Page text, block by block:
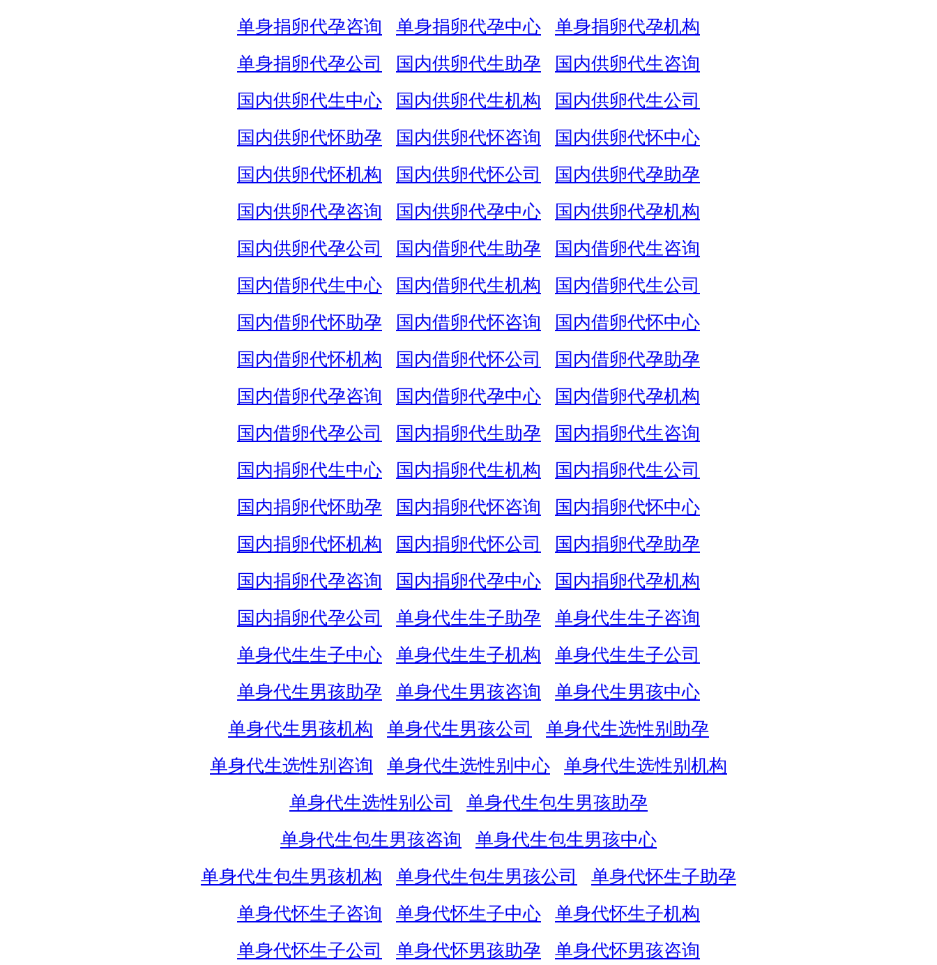
单身捐卵代孕咨询
单身捐卵代孕中心
单身捐卵代孕机构
单身捐卵代孕公司
国内供卵代生助孕
国内供卵代生咨询
国内供卵代生中心
国内供卵代生机构
国内供卵代生公司
国内供卵代怀助孕
国内供卵代怀咨询
国内供卵代怀中心
国内供卵代怀机构
国内供卵代怀公司
国内供卵代孕助孕
国内供卵代孕咨询
国内供卵代孕中心
国内供卵代孕机构
国内供卵代孕公司
国内借卵代生助孕
国内借卵代生咨询
国内借卵代生中心
国内借卵代生机构
国内借卵代生公司
国内借卵代怀助孕
国内借卵代怀咨询
国内借卵代怀中心
国内借卵代怀机构
国内借卵代怀公司
国内借卵代孕助孕
国内借卵代孕咨询
国内借卵代孕中心
国内借卵代孕机构
国内借卵代孕公司
国内捐卵代生助孕
国内捐卵代生咨询
国内捐卵代生中心
国内捐卵代生机构
国内捐卵代生公司
国内捐卵代怀助孕
国内捐卵代怀咨询
国内捐卵代怀中心
国内捐卵代怀机构
国内捐卵代怀公司
国内捐卵代孕助孕
国内捐卵代孕咨询
国内捐卵代孕中心
国内捐卵代孕机构
国内捐卵代孕公司
单身代生生子助孕
单身代生生子咨询
单身代生生子中心
单身代生生子机构
单身代生生子公司
单身代生男孩助孕
单身代生男孩咨询
单身代生男孩中心
单身代生男孩机构
单身代生男孩公司
单身代生选性别助孕
单身代生选性别咨询
单身代生选性别中心
单身代生选性别机构
单身代生选性别公司
单身代生包生男孩助孕
单身代生包生男孩咨询
单身代生包生男孩中心
单身代生包生男孩机构
单身代生包生男孩公司
单身代怀生子助孕
单身代怀生子咨询
单身代怀生子中心
单身代怀生子机构
单身代怀生子公司
单身代怀男孩助孕 单身代怀男孩咨询